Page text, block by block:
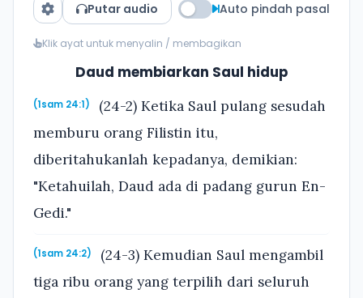
Putar audio Auto pindah pasal
Klik ayat untuk menyalin / membagikan
Daud membiarkan Saul hidup
(1sam 24:1)
(24-2) Ketika Saul pulang sesudah
memburu orang Filistin itu,
diberitahukanlah kepadanya, demikian:
"Ketahuilah, Daud ada di padang gurun En-
Gedi."
(1sam 24:2)
(24-3) Kemudian Saul mengambil
tiga ribu orang yang terpilih dari seluruh